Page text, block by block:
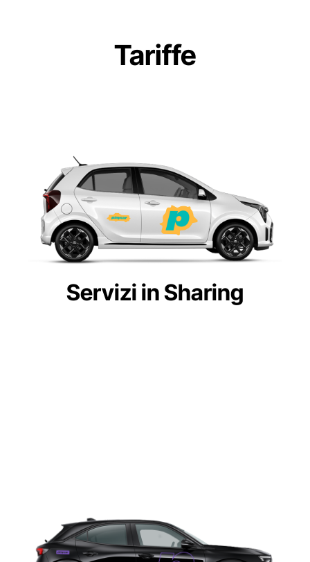
Tariffe
Servizi in Sharing